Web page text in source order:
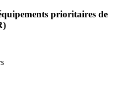
prioritaires de